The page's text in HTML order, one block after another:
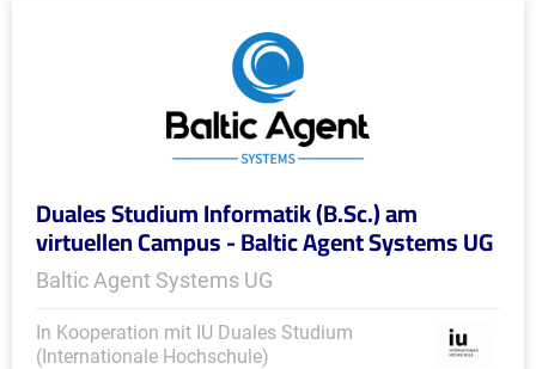
Duales Studium Informatik (B.Sc.) am
virtuellen Campus - Baltic Agent Systems UG
Baltic Agent Systems UG
In Kooperation mit IU Duales Studium
(Internationale Hochschule)